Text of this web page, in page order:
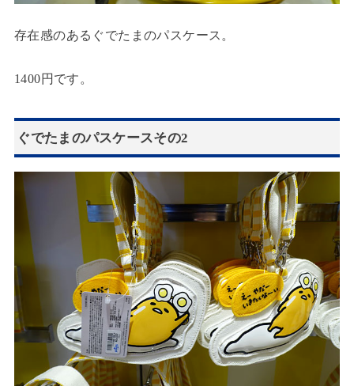
存在感のあるぐでたまのパスケース。
1400円です。
ぐでたまのパスケースその2